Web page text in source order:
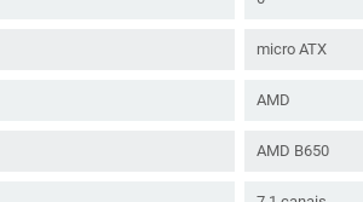
micro ATX
AMD
AMD B650